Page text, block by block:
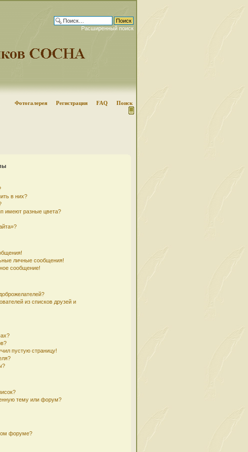
Расширенный поиск
Фотогалерея Регистрация FAQ Поиск
в них?
имеют разные цвета?
личные сообщения!
сообщение!
из списков друзей и
пустую страницу!
тему или форум?
форуме?